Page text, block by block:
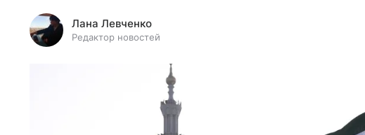
Лана Левченко
Редактор новостей